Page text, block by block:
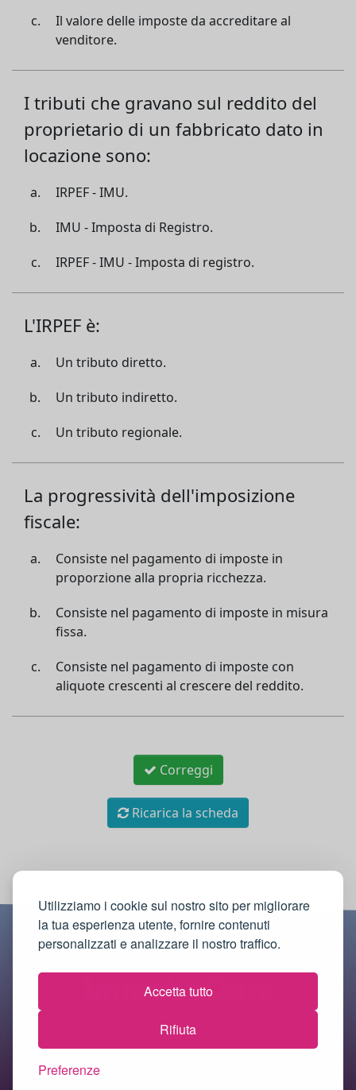
Utilizziamo i cookie sul nostro sito per migliorare
la tua esperienza utente, fornire contenuti
personalizzati e analizzare il nostro traffico.
Accetta tutto
Rifiuta
Preferenze
Il valore delle imposte da accreditare al
venditore.
I tributi che gravano sul reddito del
proprietario di un fabbricato dato in
locazione sono:
IRPEF - IMU.
IMU - Imposta di Registro.
IRPEF - IMU - Imposta di registro.
L'IRPEF è:
Un tributo diretto.
Un tributo indiretto.
Un tributo regionale.
La progressività dell'imposizione
fiscale:
Consiste nel pagamento di imposte in
proporzione alla propria ricchezza.
Consiste nel pagamento di imposte in misura
fissa.
Consiste nel pagamento di imposte con
aliquote crescenti al crescere del reddito.
Correggi
Ricarica la scheda
© 2018-2026 Immobilquiz.it |